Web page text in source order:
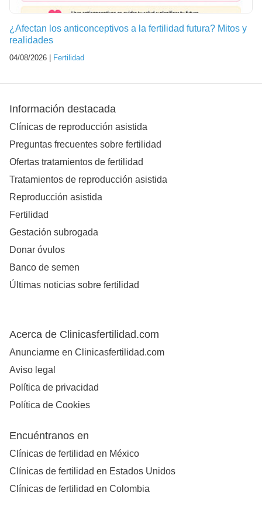
¿Afectan los anticonceptivos a la fertilidad futura? Mitos y
realidades
04/08/2026 | Fertilidad
Información destacada
Clínicas de reproducción asistida
Preguntas frecuentes sobre fertilidad
Ofertas tratamientos de fertilidad
Tratamientos de reproducción asistida
Reproducción asistida
Fertilidad
Gestación subrogada
Donar óvulos
Banco de semen
Últimas noticias sobre fertilidad
Acerca de Clinicasfertilidad.com
Anunciarme en Clinicasfertilidad.com
Aviso legal
Política de privacidad
Política de Cookies
Encuéntranos en
Clínicas de fertilidad en México
Clínicas de fertilidad en Estados Unidos
Clínicas de fertilidad en Colombia